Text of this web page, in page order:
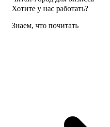
Хотите у нас работать?
Знаем, что почитать